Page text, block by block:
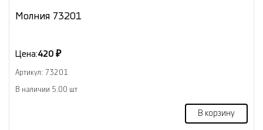
Молния 73201
Цена:420 ₽
Артикул: 73201
В наличии 5.00 шт
В корзину